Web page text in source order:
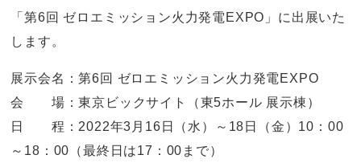
「第6回 ゼロエミッション火力発電EXPO」に出展いた
します。
展示会名：第6回 ゼロエミッション火力発電EXPO
会 場：東京ビックサイト（東5ホール 展示棟）
日 程：2022年3月16日（水）～18日（金）10：00
～18：00（最終日は17：00まで）